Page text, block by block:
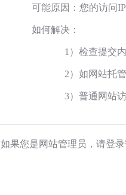
可能原因：您的访问
如何解决：
1）检查提交
2）如网站托
3）普通网站
如果您是网站管理员，请登